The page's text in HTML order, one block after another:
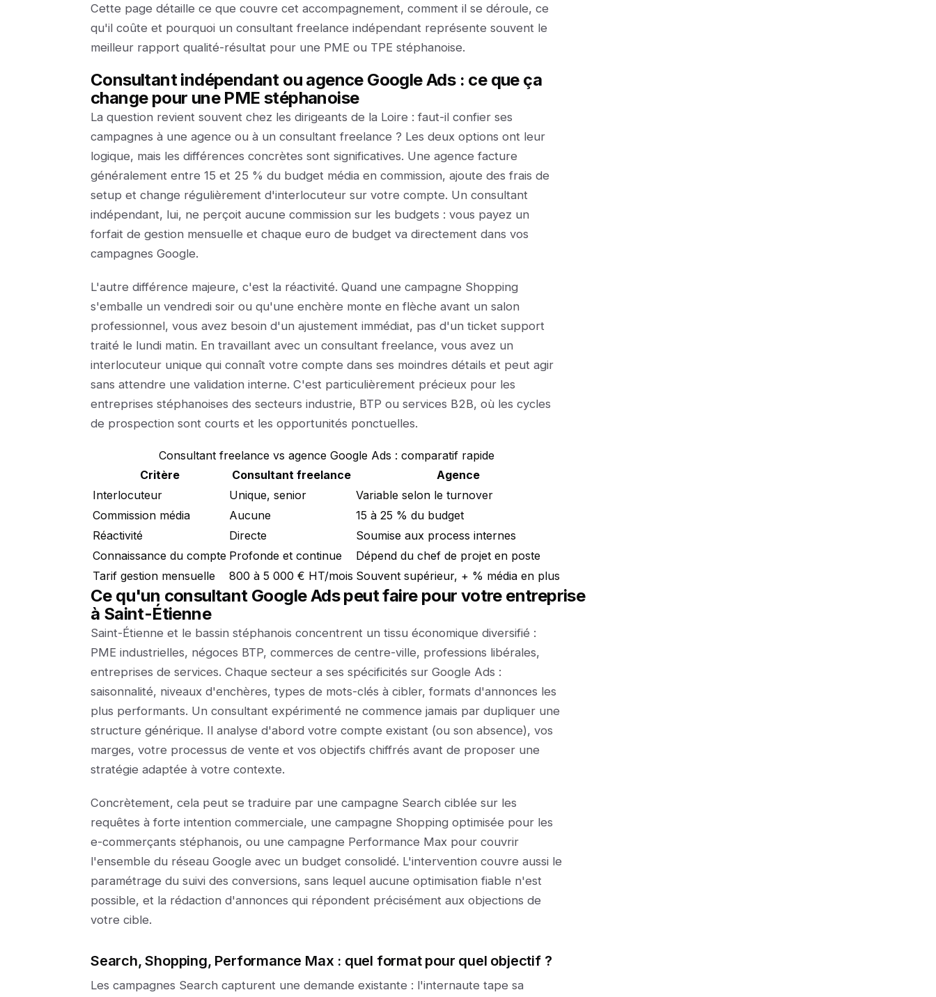
Cette page détaille ce que couvre cet accompagnement, comment il se déroule, ce
qu'il coûte et pourquoi un consultant freelance indépendant représente souvent le
meilleur rapport qualité-résultat pour une PME ou TPE stéphanoise.
Consultant indépendant ou agence Google Ads : ce que ça
change pour une PME stéphanoise
La question revient souvent chez les dirigeants de la Loire : faut-il confier ses
campagnes à une agence ou à un consultant freelance ? Les deux options ont leur
logique, mais les différences concrètes sont significatives. Une agence facture
généralement entre 15 et 25 % du budget média en commission, ajoute des frais de
setup et change régulièrement d'interlocuteur sur votre compte. Un consultant
indépendant, lui, ne perçoit aucune commission sur les budgets : vous payez un
forfait de gestion mensuelle et chaque euro de budget va directement dans vos
campagnes Google.
L'autre différence majeure, c'est la réactivité. Quand une campagne Shopping
s'emballe un vendredi soir ou qu'une enchère monte en flèche avant un salon
professionnel, vous avez besoin d'un ajustement immédiat, pas d'un ticket support
traité le lundi matin. En travaillant avec un consultant freelance, vous avez un
interlocuteur unique qui connaît votre compte dans ses moindres détails et peut agir
sans attendre une validation interne. C'est particulièrement précieux pour les
entreprises stéphanoises des secteurs industrie, BTP ou services B2B, où les cycles
de prospection sont courts et les opportunités ponctuelles.
Consultant freelance vs agence Google Ads : comparatif rapide
Critère
Consultant freelance
Agence
Interlocuteur
Unique, senior
Variable selon le turnover
Commission média
Aucune
15 à 25 % du budget
Réactivité
Directe
Soumise aux process internes
Connaissance du compte Profonde et continue
Dépend du chef de projet en poste
Tarif gestion mensuelle
800 à 5 000 € HT/mois Souvent supérieur, + % média en plus
Ce qu'un consultant Google Ads peut faire pour votre entreprise
à Saint-Étienne
Saint-Étienne et le bassin stéphanois concentrent un tissu économique diversifié :
PME industrielles, négoces BTP, commerces de centre-ville, professions libérales,
entreprises de services. Chaque secteur a ses spécificités sur Google Ads :
saisonnalité, niveaux d'enchères, types de mots-clés à cibler, formats d'annonces les
plus performants. Un consultant expérimenté ne commence jamais par dupliquer une
structure générique. Il analyse d'abord votre compte existant (ou son absence), vos
marges, votre processus de vente et vos objectifs chiffrés avant de proposer une
stratégie adaptée à votre contexte.
Concrètement, cela peut se traduire par une campagne Search ciblée sur les
requêtes à forte intention commerciale, une campagne Shopping optimisée pour les
e-commerçants stéphanois, ou une campagne Performance Max pour couvrir
l'ensemble du réseau Google avec un budget consolidé. L'intervention couvre aussi le
paramétrage du suivi des conversions, sans lequel aucune optimisation fiable n'est
possible, et la rédaction d'annonces qui répondent précisément aux objections de
votre cible.
Search, Shopping, Performance Max : quel format pour quel objectif ?
Les campagnes Search capturent une demande existante : l'internaute tape sa